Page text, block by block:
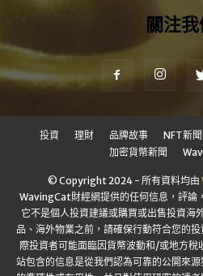
關注
投資 理財 品牌故事 NFT新聞
加密貨幣新聞
© Copyright 2024 - 所有資料均由
WavingCat財經網提供的任何信息，評論
它不是個人投資建議或購買或出售投資海
品、海外物業之前，請確保行動符合您的
際投資者可能面臨因貨幣波動和/或地方稅
站包含的信息是從我們認為可靠的公開來